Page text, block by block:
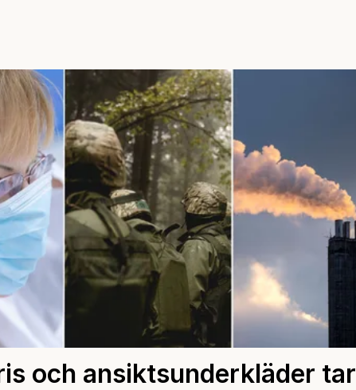
och ansiktsunderkläder tar